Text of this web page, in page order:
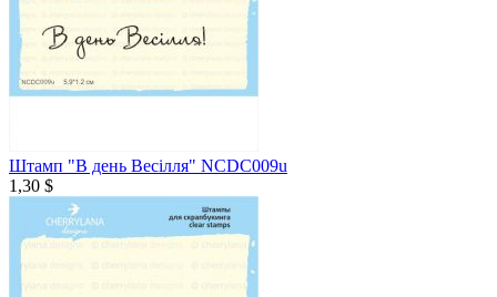
Штамп "В день Весілля" NCDC009u
1,30 $